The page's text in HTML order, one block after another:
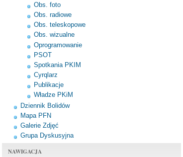
Obs. foto
Obs. radiowe
Obs. teleskopowe
Obs. wizualne
Oprogramowanie
PSOT
Spotkania PKIM
Cyrqlarz
Publikacje
Władze PKiM
Dziennik Bolidów
Mapa PFN
Galerie Zdjęć
Grupa Dyskusyjna
NAWIGACJA